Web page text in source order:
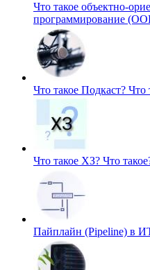
Что такое объектно-
программирование
Что такое Подкаст? Что
Что такое ХЗ? Что
Пайплайн (Pipeline) в